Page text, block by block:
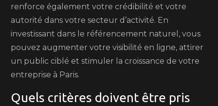
renforce également votre crédibilité et votre
autorité dans votre secteur d’activité. En
investissant dans le référencement naturel, vous
pouvez augmenter votre visibilité en ligne, attirer
un public ciblé et stimuler la croissance de votre
entreprise à Paris.
Quels critères doivent être pris